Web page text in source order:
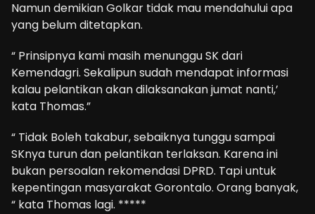
Namun demikian Golkar tidak mau mendahului apa
yang belum ditetapkan.
“ Prinsipnya kami masih menunggu SK dari
Kemendagri. Sekalipun sudah mendapat informasi
kalau pelantikan akan dilaksanakan jumat nanti,’
kata Thomas.”
“ Tidak Boleh takabur, sebaiknya tunggu sampai
SKnya turun dan pelantikan terlaksan. Karena ini
bukan persoalan rekomendasi DPRD. Tapi untuk
kepentingan masyarakat Gorontalo. Orang banyak,
“ kata Thomas lagi. *****